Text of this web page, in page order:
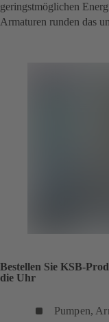
geringstmöglichen
Armaturen runden das
Bestellen Sie KSB-
die Uhr
Pumpen,